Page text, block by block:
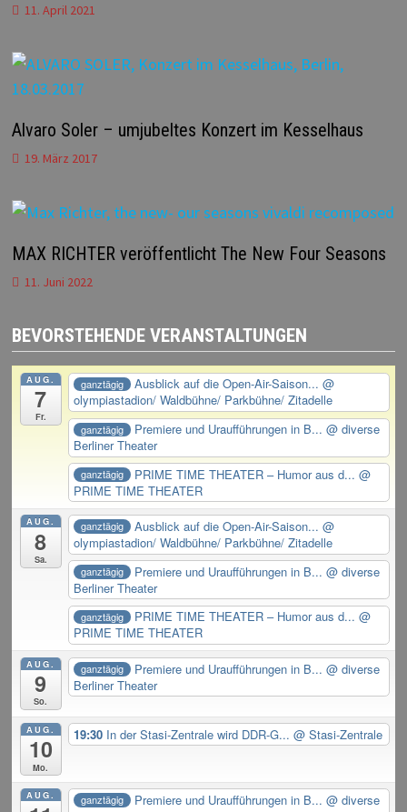
11. April 2021
Alvaro Soler – umjubeltes Konzert im Kesselhaus
19. März 2017
MAX RICHTER veröffentlicht The New Four Seasons
11. Juni 2022
BEVORSTEHENDE VERANSTALTUNGEN
AUG.
7
Fr.
ganztägig Ausblick auf die Open-Air-Saison... @
olympiastadion/ Waldbühne/ Parkbühne/ Zitadelle
ganztägig Premiere und Uraufführungen in B... @ diverse
Berliner Theater
ganztägig PRIME TIME THEATER – Humor aus d... @
PRIME TIME THEATER
AUG.
8
Sa.
ganztägig Ausblick auf die Open-Air-Saison... @
olympiastadion/ Waldbühne/ Parkbühne/ Zitadelle
ganztägig Premiere und Uraufführungen in B... @ diverse
Berliner Theater
ganztägig PRIME TIME THEATER – Humor aus d... @
PRIME TIME THEATER
AUG.
9
So.
ganztägig Premiere und Uraufführungen in B... @ diverse
Berliner Theater
AUG.
10
Mo.
19:30 In der Stasi-Zentrale wird DDR-G...@ Stasi-Zentrale
AUG. ganztägig Premiere und Uraufführungen in B... @ diverse